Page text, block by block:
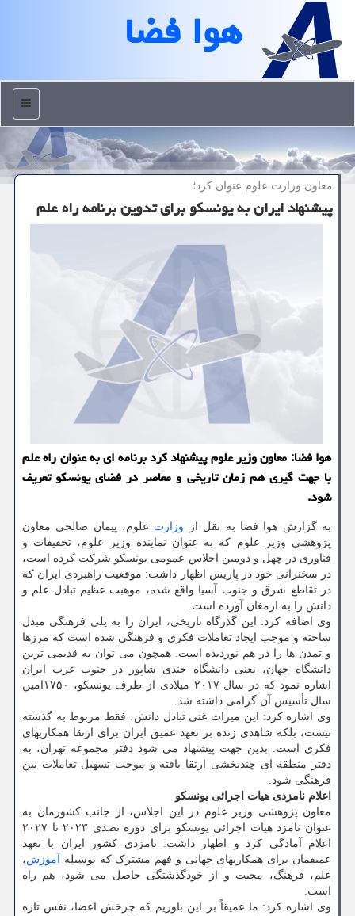
هوا فضا
منو
معاون وزارت علوم عنوان كرد؛
پیشنهاد ایران به یونسکو برای تدوین برنامه راه علم
هوا فضا: معاون وزیر علوم پیشنهاد کرد برنامه ای به عنوان راه علم
با جهت گیری هم زمان تاریخی و معاصر در فضای یونسکو تعریف
شود.
به گزارش هوا فضا به نقل از وزارت علوم، پیمان صالحی معاون
پژوهشی وزیر علوم که به عنوان نماینده وزیر علوم، تحقیقات و
فناوری در چهل و دومین اجلاس عمومی یونسکو شرکت کرده است،
در سخنرانی خود در پاریس اظهار داشت: موقعیت راهبردی ایران که
در تقاطع شرق و جنوب آسیا واقع شده، موهبت عظیم تبادل علم و
دانش را به ارمغان آورده است.
وی اضافه کرد: این گذرگاه تاریخی، ایران را به پلی فرهنگی مبدل
ساخته و موجب ایجاد تعاملات فکری و فرهنگی شده است که مرزها
و تمدن ها را در هم نوردیده است. همچون می توان به قدیمی ترین
دانشگاه جهان، یعنی دانشگاه جندی شاپور در جنوب غرب ایران
اشاره نمود که در سال ۲۰۱۷ میلادی از طرف یونسکو، ۱۷۵۰امین
سال تأسیس آن گرامی داشته شد.
وی اشاره کرد: این میراث غنی تبادل دانش، فقط مربوط به گذشته
نیست، بلکه شاهدی زنده بر تعهد عمیق ایران برای ارتقا همکاریهای
فکری است. بدین جهت پیشنهاد می شود دفتر مجموعه تهران، به
دفتر منطقه ای چندبخشی ارتقا یافته و موجب تسهیل تعاملات بین
فرهنگی شود.
اعلام نامزدی هیات اجرائی یونسکو
معاون پژوهشی وزیر علوم در این اجلاس، از جانب کشورمان به
عنوان نامزد هیات اجرائی یونسکو برای دوره تصدی ۲۰۲۳ تا ۲۰۲۷
اعلام آمادگی کرد و اظهار داشت: نامزدی کشور ایران با تعهد
عمیقمان برای همکاریهای جهانی و فهم مشترک که بوسیله
آموزش،
علم، فرهنگ، محبت و از خودگذشتگی حاصل می شود، هم راه
است.
وی اشاره کرد: ما عمیقاً بر این باوریم که چرخش اعضا، نفس تازه